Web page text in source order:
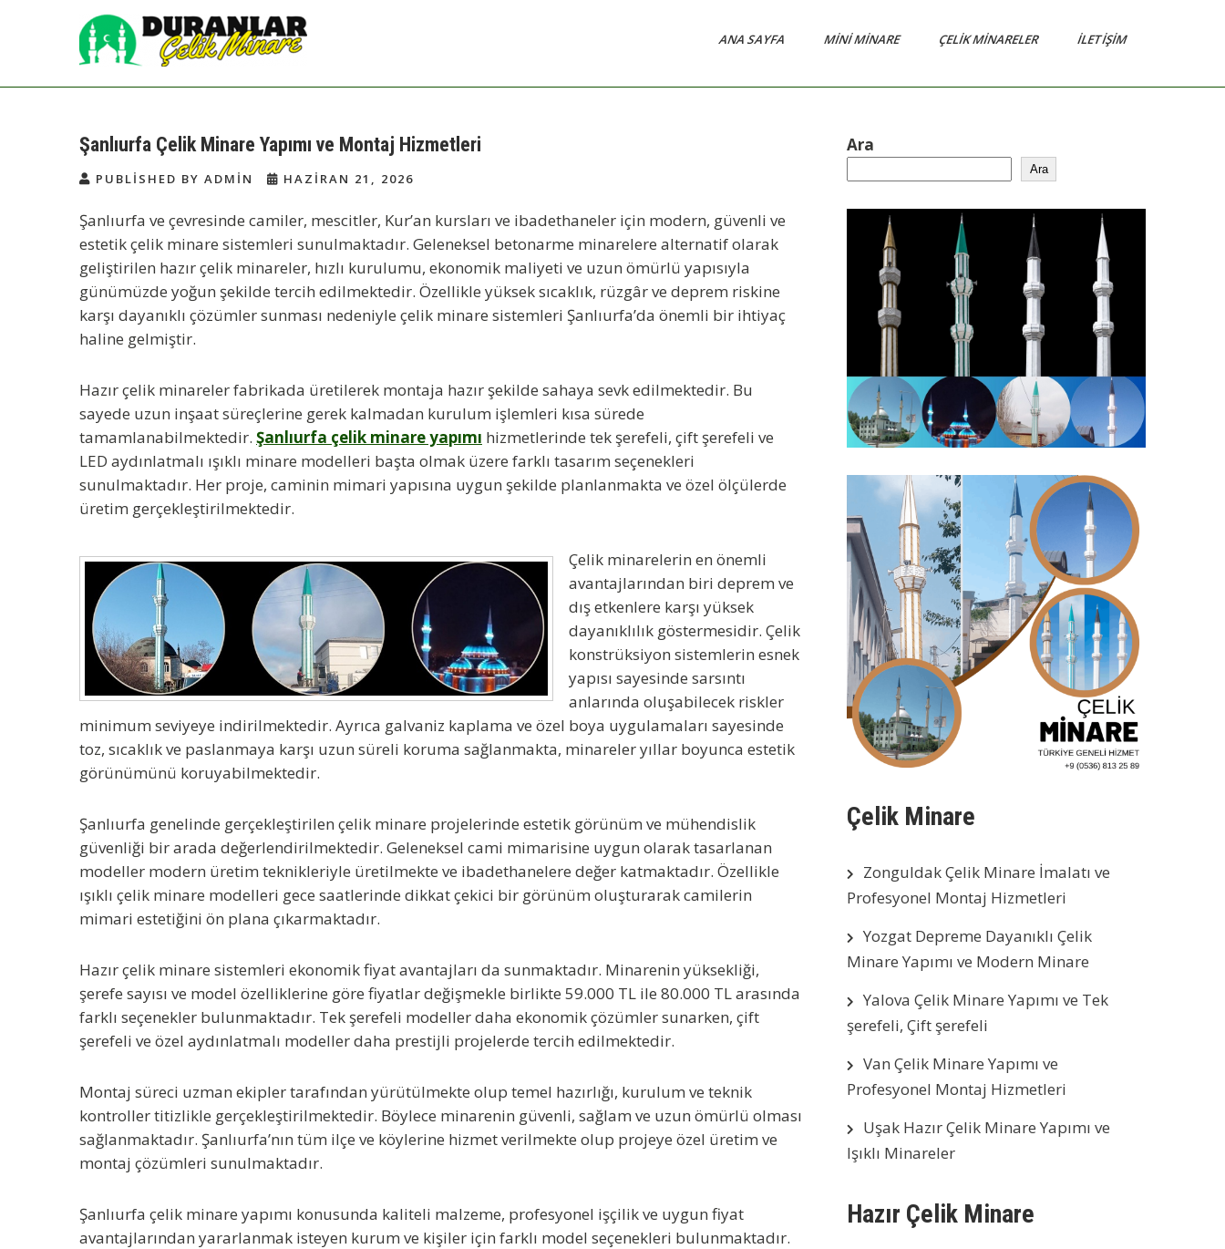
Çelik Minare | Çelik
Çelik Minare Fiyatları | Hazır Çelik
ANA SAYFA MINI MINARE ÇELIK MINARELER İLETIŞIM
Şanlıurfa Çelik Minare Yapımı ve Montaj Hizmetleri
PUBLISHED BY ADMIN HAZIRAN 21, 2026
Şanlıurfa ve çevresinde camiler, mescitler, Kur’an kursları ve ibadethaneler için modern, güvenli ve
estetik çelik minare sistemleri sunulmaktadır. Geleneksel betonarme minarelere alternatif olarak
geliştirilen hazır çelik minareler, hızlı kurulumu, ekonomik maliyeti ve uzun ömürlü yapısıyla
günümüzde yoğun şekilde tercih edilmektedir. Özellikle yüksek sıcaklık, rüzgâr ve deprem riskine
karşı dayanıklı çözümler sunması nedeniyle çelik minare sistemleri Şanlıurfa’da önemli bir ihtiyaç
haline gelmiştir.
Hazır çelik minareler fabrikada üretilerek montaja hazır şekilde sahaya sevk edilmektedir. Bu
sayede uzun inşaat süreçlerine gerek kalmadan kurulum işlemleri kısa sürede
tamamlanabilmektedir. Şanlıurfa çelik minare yapımı hizmetlerinde tek şerefeli, çift şerefeli ve
LED aydınlatmalı ışıklı minare modelleri başta olmak üzere farklı tasarım seçenekleri
sunulmaktadır. Her proje, caminin mimari yapısına uygun şekilde planlanmakta ve özel ölçülerde
üretim gerçekleştirilmektedir.
Çelik minarelerin en önemli
avantajlarından biri deprem ve
dış etkenlere karşı yüksek
dayanıklılık göstermesidir. Çelik
konstrüksiyon sistemlerin esnek
yapısı sayesinde sarsıntı
anlarında oluşabilecek riskler
minimum seviyeye indirilmektedir. Ayrıca galvaniz kaplama ve özel boya uygulamaları sayesinde
toz, sıcaklık ve paslanmaya karşı uzun süreli koruma sağlanmakta, minareler yıllar boyunca estetik
görünümünü koruyabilmektedir.
Şanlıurfa genelinde gerçekleştirilen çelik minare projelerinde estetik görünüm ve mühendislik
güvenliği bir arada değerlendirilmektedir. Geleneksel cami mimarisine uygun olarak tasarlanan
modeller modern üretim teknikleriyle üretilmekte ve ibadethanelere değer katmaktadır. Özellikle
ışıklı çelik minare modelleri gece saatlerinde dikkat çekici bir görünüm oluşturarak camilerin
mimari estetiğini ön plana çıkarmaktadır.
Hazır çelik minare sistemleri ekonomik fiyat avantajları da sunmaktadır. Minarenin yüksekliği,
şerefe sayısı ve model özelliklerine göre fiyatlar değişmekle birlikte 59.000 TL ile 80.000 TL arasında
farklı seçenekler bulunmaktadır. Tek şerefeli modeller daha ekonomik çözümler sunarken, çift
şerefeli ve özel aydınlatmalı modeller daha prestijli projelerde tercih edilmektedir.
Montaj süreci uzman ekipler tarafından yürütülmekte olup temel hazırlığı, kurulum ve teknik
kontroller titizlikle gerçekleştirilmektedir. Böylece minarenin güvenli, sağlam ve uzun ömürlü olması
sağlanmaktadır. Şanlıurfa’nın tüm ilçe ve köylerine hizmet verilmekte olup projeye özel üretim ve
montaj çözümleri sunulmaktadır.
Şanlıurfa çelik minare yapımı konusunda kaliteli malzeme, profesyonel işçilik ve uygun fiyat
avantajlarından yararlanmak isteyen kurum ve kişiler için farklı model seçenekleri bulunmaktadır.
Ara
Ara
Çelik Minare
Zonguldak Çelik Minare İmalatı ve
Profesyonel Montaj Hizmetleri
Yozgat Depreme Dayanıklı Çelik
Minare Yapımı ve Modern Minare
Yalova Çelik Minare Yapımı ve Tek
şerefeli, Çift şerefeli
Van Çelik Minare Yapımı ve
Profesyonel Montaj Hizmetleri
Uşak Hazır Çelik Minare Yapımı ve
Işıklı Minareler
Hazır Çelik Minare